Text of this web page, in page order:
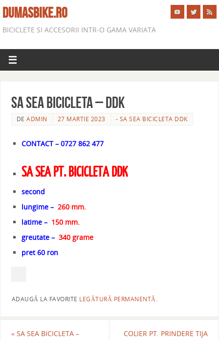
DUMASBIKE.RO
BICICLETE SI ACCESORII INTR-O GAMA VARIATA
SA SEA BICICLETA – DDK
DEADMIN 27 MARTIE 2023 - SA SEA BICICLETA DDK
CONTACT – 0727 862 477
SA SEA PT. BICICLETA DDK
second
lungime – 260 mm.
latime – 150 mm.
greutate –340 grame
pret 60 ron
ADAUGĂ LA FAVORITE LEGĂTURĂ PERMANENTĂ.
«SA SEA BICICLETA –
COLIER PT. PRINDERE TIJA